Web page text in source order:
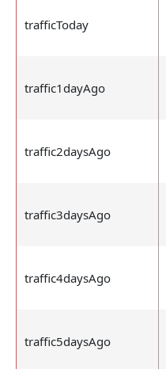
trafficToday
traffic1dayAgo
traffic2daysAgo
traffic3daysAgo
traffic4daysAgo
traffic5daysAgo